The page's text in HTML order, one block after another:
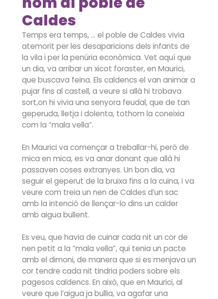
Caldes
Temps era temps, … el poble de Caldes vivia
atemorit per les desaparicions dels infants de
la vila i per la penúria econòmica. Vet aquí que
un dia, va arribar un xicot foraster, en Maurici,
que buscava feina. Els caldencs el van animar a
pujar fins al castell, a veure si allà hi trobava
sort,on hi vivia una senyora feudal, que de tan
geperuda, lletja i dolenta, tothom la coneixia
com la “mala vella”.
En Maurici va començar a treballar-hi, però de
mica en mica, es va anar donant que allà hi
passaven coses extranyes. Un bon dia, va
seguir el geperut de la bruixa fins a la cuina, i va
veure com treia un nen de Caldes d’un sac
amb la intenció de llençar-lo dins un calder
amb aigua bullent.
Es veu, que havia de cuinar cada nit un cor de
nen petit a la “mala vella”, qui tenia un pacte
amb el dimoni, de manera que si es menjava un
cor tendre cada nit tindria poders sobre els
pagesos caldencs. En això, que en Maurici, al
veure que l’aigua ja bullia, va agafar una